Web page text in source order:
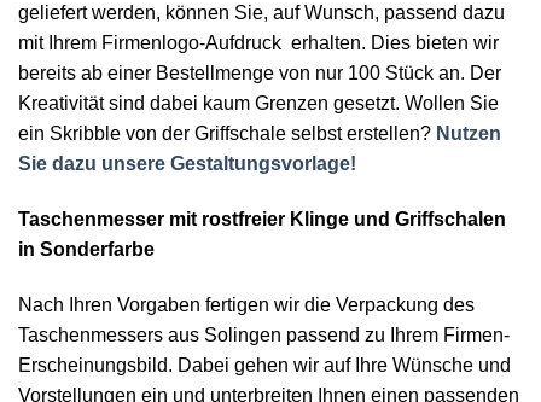
geliefert werden, können Sie, auf Wunsch, passend dazu
mit Ihrem Firmenlogo-Aufdruck erhalten. Dies bieten wir
bereits ab einer Bestellmenge von nur 100 Stück an. Der
Kreativität sind dabei kaum Grenzen gesetzt. Wollen Sie
ein Skribble von der Griffschale selbst erstellen? Nutzen
Sie dazu unsere Gestaltungsvorlage!
Taschenmesser mit rostfreier Klinge und Griffschalen
in Sonderfarbe
Nach Ihren Vorgaben fertigen wir die Verpackung des
Taschenmessers aus Solingen passend zu Ihrem Firmen-
Erscheinungsbild. Dabei gehen wir auf Ihre Wünsche und
Vorstellungen ein und unterbreiten Ihnen einen passenden